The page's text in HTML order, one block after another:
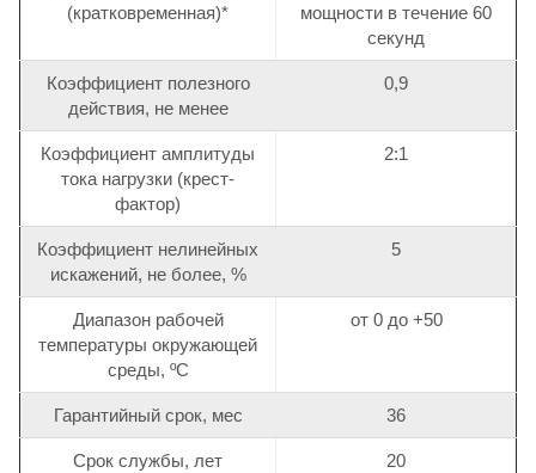
(кратковременная)*
мощности в течение 60
секунд
Коэффициент полезного
действия, не менее
0,9
Коэффициент амплитуды
тока нагрузки (крест-
фактор)
2:1
Коэффициент нелинейных
искажений, не более, %
5
Диапазон рабочей
температуры окружающей
среды, ºС
от 0 до +50
Гарантийный срок, мес 36
Срок службы, лет 20